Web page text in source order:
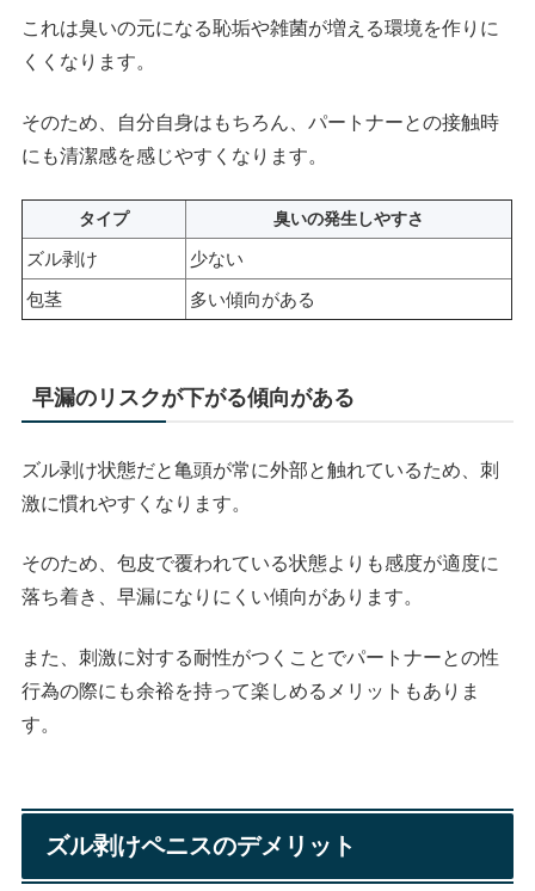
これは臭いの元になる恥垢や雑菌が増える環境を作りに
くくなります。
そのため、自分自身はもちろん、パートナーとの接触時
にも清潔感を感じやすくなります。
タイプ 臭いの発生しやすさ
ズル剥け
少ない
包茎
多い傾向がある
早漏のリスクが下がる傾向がある
ズル剥け状態だと亀頭が常に外部と触れているため、刺
激に慣れやすくなります。
そのため、包皮で覆われている状態よりも感度が適度に
落ち着き、早漏になりにくい傾向があります。
また、刺激に対する耐性がつくことでパートナーとの性
行為の際にも余裕を持って楽しめるメリットもありま
す。
ズル剥けペニスのデメリット